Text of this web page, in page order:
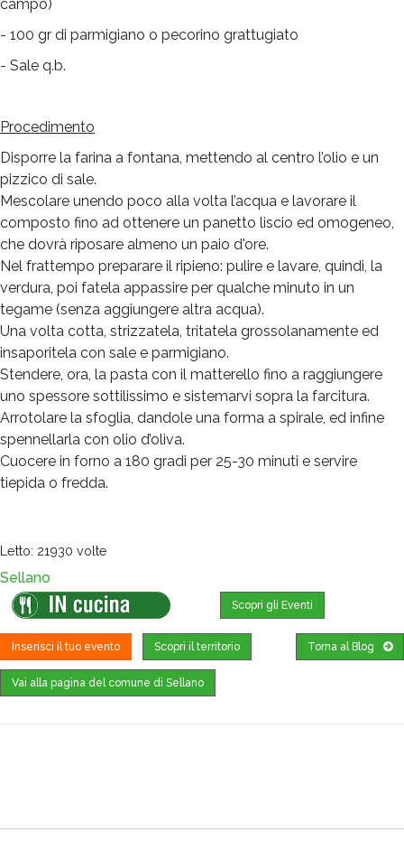
campo)
- 100 gr di parmigiano o pecorino grattugiato
- Sale q.b.
Procedimento
Disporre la farina a fontana, mettendo al centro l’olio e un
pizzico di sale.
Mescolare unendo poco alla volta l’acqua e lavorare il
composto fino ad ottenere un panetto liscio ed omogeneo,
che dovrà riposare almeno un paio d'ore.
Nel frattempo preparare il ripieno: pulire e lavare, quindi, la
verdura, poi fatela appassire per qualche minuto in un
tegame (senza aggiungere altra acqua).
Una volta cotta, strizzatela, tritatela grossolanamente ed
insaporitela con sale e parmigiano.
Stendere, ora, la pasta con il matterello fino a raggiungere
uno spessore sottilissimo e sistemarvi sopra la farcitura.
Arrotolare la sfoglia, dandole una forma a spirale, ed infine
spennellarla con olio d’oliva.
Cuocere in forno a 180 gradi per 25-30 minuti e servire
tiepida o fredda.
Letto: 21930 volte
Sellano
Scopri gli Eventi
Inserisci il tuo evento Scopri il territorio Torna al Blog
Vai alla pagina del comune di Sellano